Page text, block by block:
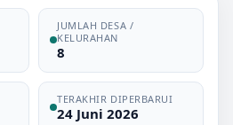
JUMLAH DESA /
KELURAHAN
8
TERAKHIR DIPERBARUI
24 Juni 2026